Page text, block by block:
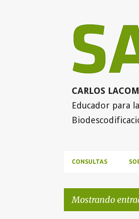
CARLOS
Educador para
CONSULTAS
Mostrando